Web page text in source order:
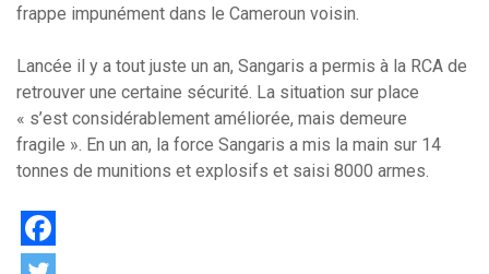
frappe impunément dans le Cameroun voisin.
Lancée il y a tout juste un an, Sangaris a permis à la RCA de
retrouver une certaine sécurité. La situation sur place
« s’est considérablement améliorée, mais demeure
fragile ». En un an, la force Sangaris a mis la main sur 14
tonnes de munitions et explosifs et saisi 8000 armes.